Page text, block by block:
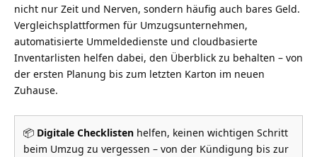
nicht nur Zeit und Nerven, sondern häufig auch bares Geld.
Vergleichsplattformen für Umzugsunternehmen,
automatisierte Ummeldedienste und cloudbasierte
Inventarlisten helfen dabei, den Überblick zu behalten – von
der ersten Planung bis zum letzten Karton im neuen
Zuhause.
📦 Digitale Checklisten helfen, keinen wichtigen Schritt
beim Umzug zu vergessen – von der Kündigung bis zur